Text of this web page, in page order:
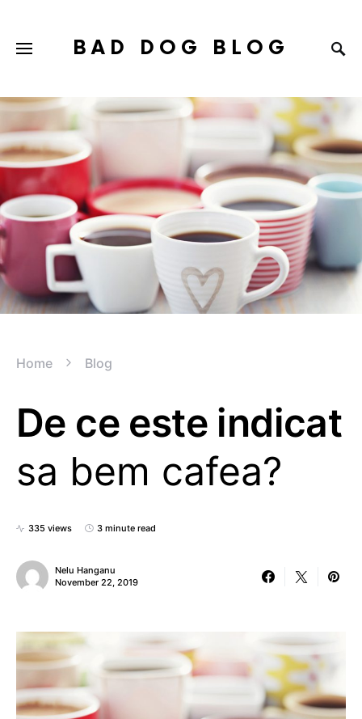
BAD DOG BLOG
Home Blog
De ce este indicat
sa bem cafea?
335 views 3 minute read
Nelu Hanganu
November 22, 2019